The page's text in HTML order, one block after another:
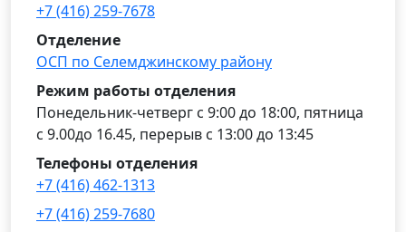
+7 (416) 259-7678
Отделение
ОСП по Селемджинскому району
Режим работы отделения
Понедельник-четверг с 9:00 до 18:00, пятница
с 9.00до 16.45, перерыв с 13:00 до 13:45
Телефоны отделения
+7 (416) 462-1313
+7 (416) 259-7680